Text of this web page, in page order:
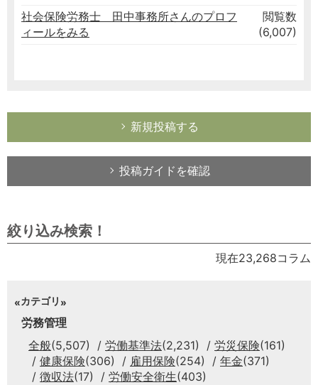
社会保険労務士 田中事務所さんのプロフ
ィールをみる
閲覧数
(6,007)
新規投稿する
投稿ガイドを確認
絞り込み検索！
現在23,268コラム
カテゴリ
労務管理
全般(5,507) 労働基準法(2,231) 労災保険(161)
健康保険(306) 雇用保険(254) 年金(371)
徴収法(17) 労働安全衛生(403)